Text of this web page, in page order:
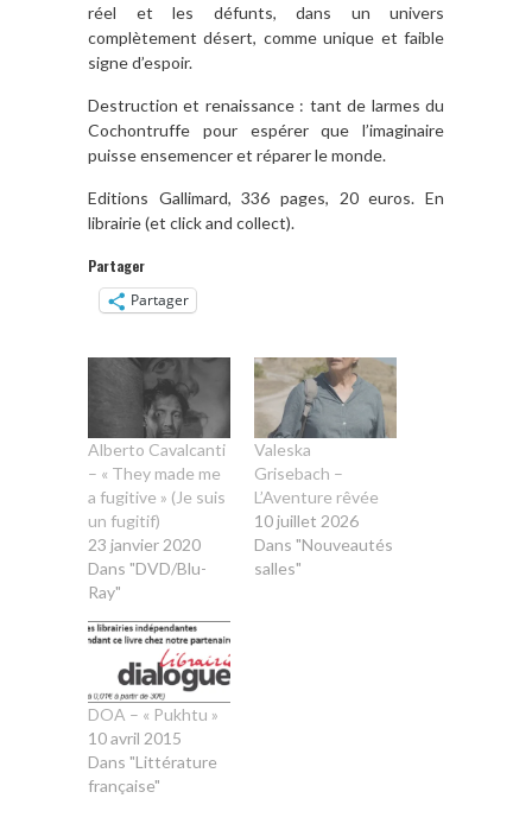
réel et les défunts, dans un univers
complètement désert, comme unique et faible
signe d’espoir.
Destruction et renaissance : tant de larmes du
Cochontruffe pour espérer que l’imaginaire
puisse ensemencer et réparer le monde.
Editions Gallimard, 336 pages, 20 euros. En
librairie (et click and collect).
Partager
Partager
Alberto Cavalcanti
– « They made me
a fugitive » (Je suis
un fugitif)
23 janvier 2020
Dans "DVD/Blu-
Ray"
Valeska
Grisebach –
L’Aventure rêvée
10 juillet 2026
Dans "Nouveautés
salles"
DOA – « Pukhtu »
10 avril 2015
Dans "Littérature
française"